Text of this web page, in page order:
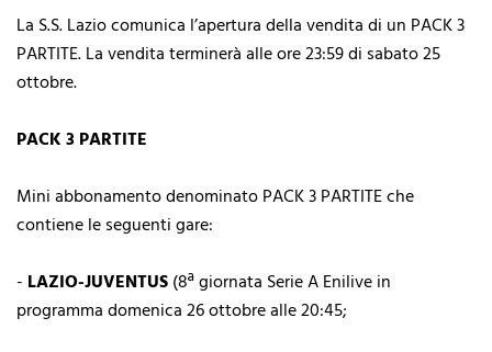
La S.S. Lazio comunica l’apertura della vendita di un PACK 3
PARTITE. La vendita terminerà alle ore 23:59 di sabato 25
ottobre.
PACK 3 PARTITE
Mini abbonamento denominato PACK 3 PARTITE che
contiene le seguenti gare:
- LAZIO-JUVENTUS(8ª giornata Serie A Enilive in
programma domenica 26 ottobre alle 20:45;